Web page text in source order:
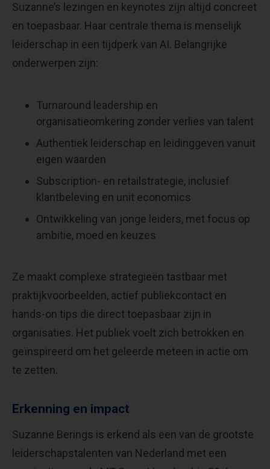
Suzanne’s lezingen en keynotes zijn altijd concreet
en toepasbaar. Haar centrale thema is menselijk
leiderschap in een tijdperk van AI. Belangrijke
onderwerpen zijn:
Turnaround leadership en
organisatieomkering zonder verlies van talent
Authentiek leiderschap en leidinggeven vanuit
eigen waarden
Subscription- en retailstrategie, inclusief
klantbeleving en unit economics
Ontwikkeling van jonge leiders, met focus op
ambitie, moed en keuzes
Ze maakt complexe strategieën tastbaar met
praktijkvoorbeelden, actief publiekcontact en
hands-on tips die direct toepasbaar zijn in
organisaties. Het publiek voelt zich betrokken en
geïnspireerd om het geleerde meteen in actie om
te zetten.
Erkenning en impact
Suzanne Berings is erkend als een van de grootste
leiderschapstalenten van Nederland met een